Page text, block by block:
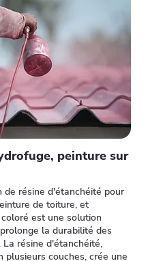
peinture sur
de résine d'étanchéité pour
de toiture, et
est une solution
la durabilité des
La résine d'étanchéité,
plusieurs couches, crée une